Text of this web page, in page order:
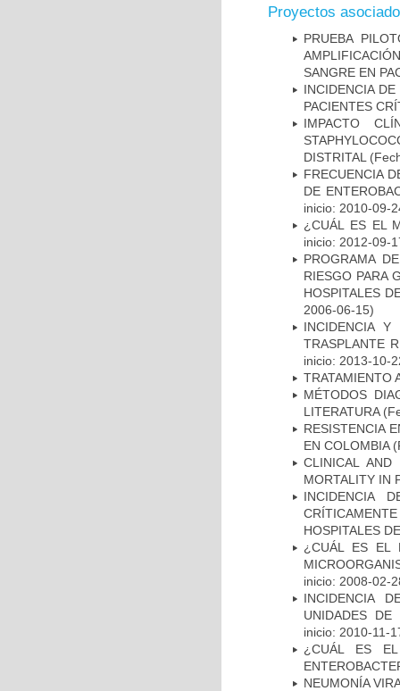
Proyectos
PRUEBA
SANGRE EN
INCIDENCIA
PACIENTES
IMPACTO
DISTRITAL
FRECUENCIA
DE
inicio: 2010-09-
¿CUÁL ES EL
inicio: 2012-09-
PROGRAMA
RIESGO PARA
HOSPITALES
2006-06-15)
INCIDENCIA Y
TRASPLANTE
inicio: 2013-10-
TRATAMIENTO
MÉTODOS
LITERATURA
RESISTENCIA
EN COLOMBIA
CLINICAL AND
MORTALITY IN
INCIDENCIA
HOSPITALES
¿CUÁL ES EL
inicio: 2008-02-
INCIDENCIA
UNIDADES DE
inicio: 2010-11-
¿CUÁL ES EL
NEUMONÍA